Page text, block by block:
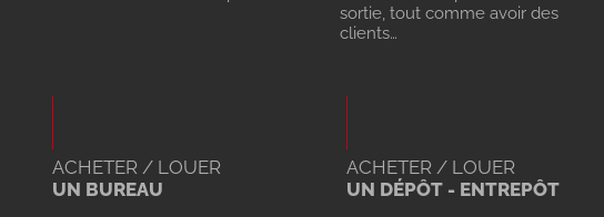
sortie, tout comme avoir des
clients…
ACHETER / LOUER
UN BUREAU
ACHETER / LOUER
UN DÉPÔT - ENTREPÔT